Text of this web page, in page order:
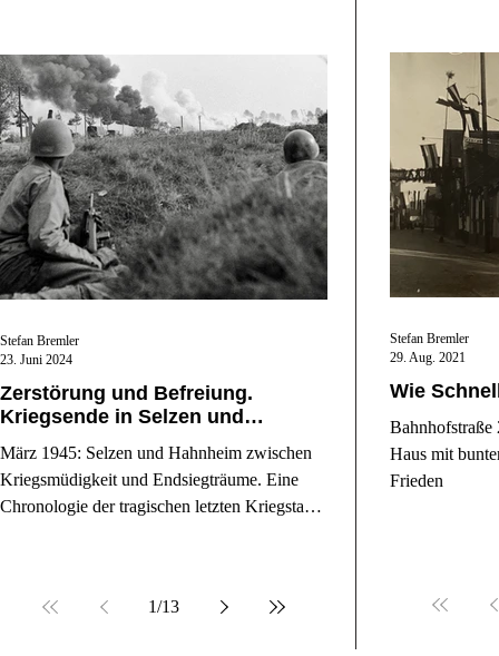
Zerstörung und Befreiung.
Kriegsende in Selzen und
März 1945: Selzen und Hahnheim zwischen
Kriegsmüdigkeit und Endsiegträume. Eine
Chronologie der tragischen letzten Kriegstage.
Stefan Bremler
23. Juni 2024
1/13
Wie
Haus mit
Frieden
Stefan Bremler
29. Aug. 2021